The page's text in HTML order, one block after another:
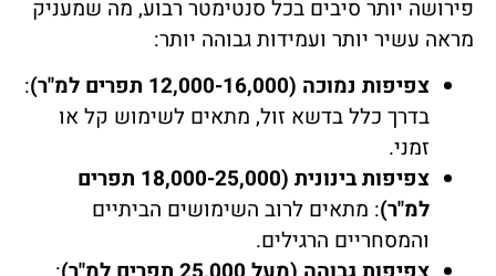
פירושה יותר סיבים בכל סנטימטר רבוע, מה שמעניק
מראה עשיר יותר ועמידות גבוהה יותר:
צפיפות נמוכה (12,000-16,000 תפרים למ"ר)
:
בדרך כלל בדשא זול, מתאים לשימוש קל או
זמני.
צפיפות בינונית (18,000-25,000 תפרים
למ"ר): מתאים לרוב השימושים הביתיים
והמסחריים הרגילים.